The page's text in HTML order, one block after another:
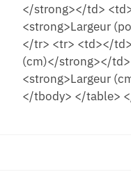
</strong></td>
<strong>Largeur
</tr> <tr> <td></
(cm)</strong></
<strong>Largeur
</tbody> </table>